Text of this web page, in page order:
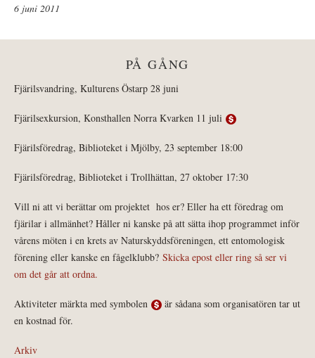
6 juni 2011
PÅ GÅNG
Fjärilsvandring, Kulturens Östarp 28 juni
Fjärilsexkursion, Konsthallen Norra Kvarken 11 juli
Fjärilsföredrag, Biblioteket i Mjölby, 23 september 18:00
Fjärilsföredrag, Biblioteket i Trollhättan, 27 oktober 17:30
Vill ni att vi berättar om projektet hos er? Eller ha ett föredrag om
fjärilar i allmänhet? Håller ni kanske på att sätta ihop programmet inför
vårens möten i en krets av Naturskyddsföreningen, ett entomologisk
förening eller kanske en fågelklubb? Skicka epost eller ring så ser vi
om det går att ordna.
Aktiviteter märkta med symbolen
är sådana som organisatören tar ut
en kostnad för.
Arkiv